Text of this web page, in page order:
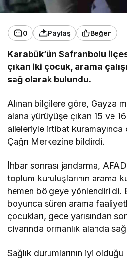
0 Paylaş Beğen
Karabük’ün Safranbolu
çıkan iki çocuk, arama
sağ olarak bulundu.
Alınan bilgilere göre, Gayza
alana yürüyüşe çıkan 15 ve
aileleriyle irtibat kuramayınca
Çağrı Merkezine bildirdi.
İhbar sonrası jandarma,
toplum kuruluşlarının arama
hemen bölgeye yönlendirildi.
boyunca süren arama
çocukları, gece yarısından
civarında ormanlık alanda
Sağlık durumlarının iyi